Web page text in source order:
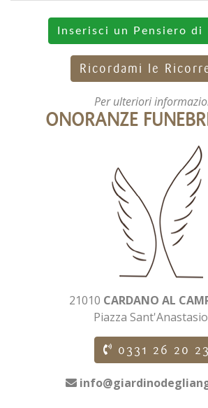
Inserisci un Pensiero di
Ricordami le
Per ulteriori
ONORANZE
21010 CARDANO AL
Piazza
0331 26 20 23